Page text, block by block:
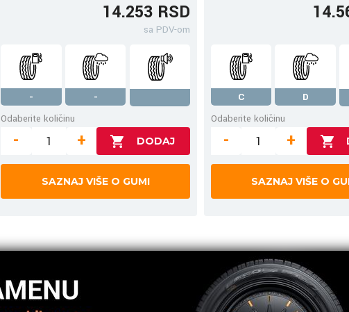
14.253 RSD
sa PDV-om
-
-
Odaberite količinu
- +
SAZNAJ VIŠE O GUMI
C
D
Odaberite količinu
- +
SAZNAJ VIŠE O